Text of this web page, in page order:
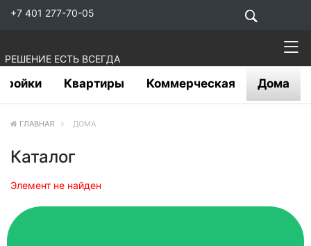
+7 401 277-70-05
РЕШЕНИЕ ЕСТЬ ВСЕГДА
Квартиры Коммерческая Дома
ГЛАВНАЯ ДОМА
Каталог
Элемент не найден